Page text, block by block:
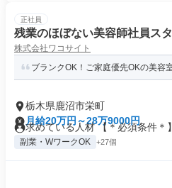
正社員
残業のほぼない美容師社員ス
株式会社ワコサイト
ブランクOK！ご家庭優先OKの美容
栃木県鹿沼市栄町
月給20万円～28万9000円
求めている人材 【＊必須条件＊
副業・WワークOK +27個